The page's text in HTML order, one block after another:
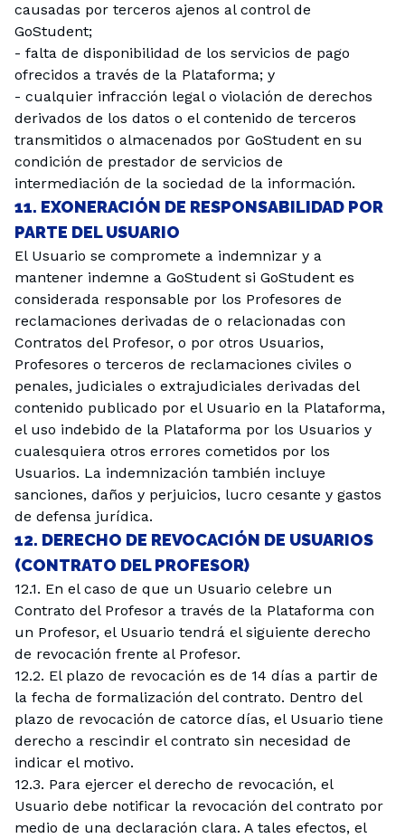
causadas por terceros ajenos al control de
GoStudent;
- falta de disponibilidad de los servicios de pago
ofrecidos a través de la Plataforma; y
- cualquier infracción legal o violación de derechos
derivados de los datos o el contenido de terceros
transmitidos o almacenados por GoStudent en su
condición de prestador de servicios de
intermediación de la sociedad de la información.
11. EXONERACIÓN DE RESPONSABILIDAD POR
PARTE DEL USUARIO
El Usuario se compromete a indemnizar y a
mantener indemne a GoStudent si GoStudent es
considerada responsable por los Profesores de
reclamaciones derivadas de o relacionadas con
Contratos del Profesor, o por otros Usuarios,
Profesores o terceros de reclamaciones civiles o
penales, judiciales o extrajudiciales derivadas del
contenido publicado por el Usuario en la Plataforma,
el uso indebido de la Plataforma por los Usuarios y
cualesquiera otros errores cometidos por los
Usuarios. La indemnización también incluye
sanciones, daños y perjuicios, lucro cesante y gastos
de defensa jurídica.
12. DERECHO DE REVOCACIÓN DE USUARIOS
(CONTRATO DEL PROFESOR)
12.1. En el caso de que un Usuario celebre un
Contrato del Profesor a través de la Plataforma con
un Profesor, el Usuario tendrá el siguiente derecho
de revocación frente al Profesor.
12.2. El plazo de revocación es de 14 días a partir de
la fecha de formalización del contrato. Dentro del
plazo de revocación de catorce días, el Usuario tiene
derecho a rescindir el contrato sin necesidad de
indicar el motivo.
12.3. Para ejercer el derecho de revocación, el
Usuario debe notificar la revocación del contrato por
medio de una declaración clara. A tales efectos, el